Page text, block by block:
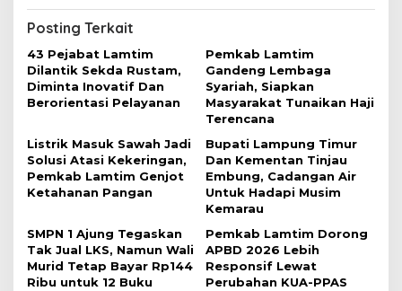
s
i
p
o
s
Posting Terkait
43 Pejabat Lamtim
Dilantik Sekda Rustam,
Diminta Inovatif Dan
Berorientasi Pelayanan
Pemkab Lamtim
Gandeng Lembaga
Syariah, Siapkan
Masyarakat Tunaikan Haji
Terencana
Listrik Masuk Sawah Jadi
Solusi Atasi Kekeringan,
Pemkab Lamtim Genjot
Ketahanan Pangan
Bupati Lampung Timur
Dan Kementan Tinjau
Embung, Cadangan Air
Untuk Hadapi Musim
Kemarau
SMPN 1 Ajung Tegaskan
Tak Jual LKS, Namun Wali
Murid Tetap Bayar Rp144
Ribu untuk 12 Buku
Pemkab Lamtim Dorong
APBD 2026 Lebih
Responsif Lewat
Perubahan KUA-PPAS